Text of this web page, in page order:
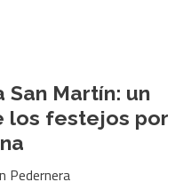
Martín: un
los festejos por
Pedernera